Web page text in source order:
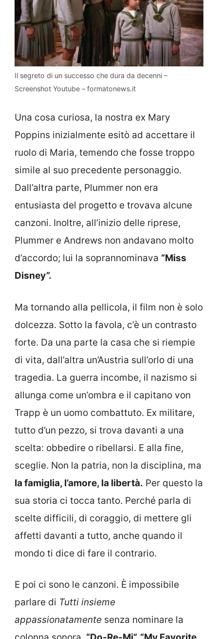
Il segreto di un successo che dura da decenni –
Screenshot Youtube – formatonews.it
Una cosa curiosa, la nostra ex Mary
Poppins inizialmente esitò ad accettare il
ruolo di Maria, temendo che fosse troppo
simile al suo precedente personaggio.
Dall’altra parte, Plummer non era
entusiasta del progetto e trovava alcune
canzoni. Inoltre, all’inizio delle riprese,
Plummer e Andrews non andavano molto
d’accordo; lui la soprannominava “Miss
Disney”.
Ma tornando alla pellicola, il film non è solo
dolcezza. Sotto la favola, c’è un contrasto
forte. Da una parte la casa che si riempie
di vita, dall’altra un’Austria sull’orlo di una
tragedia. La guerra incombe, il nazismo si
allunga come un’ombra e il capitano von
Trapp è un uomo combattuto. Ex militare,
tutto d’un pezzo, si trova davanti a una
scelta: obbedire o ribellarsi. E alla fine,
sceglie. Non la patria, non la disciplina, ma
la famiglia, l’amore, la libertà. Per questo la
sua storia ci tocca tanto. Perché parla di
scelte difficili, di coraggio, di mettere gli
affetti davanti a tutto, anche quando il
mondo ti dice di fare il contrario.
E poi ci sono le canzoni. È impossibile
parlare di Tutti insieme
appassionatamente senza nominare la